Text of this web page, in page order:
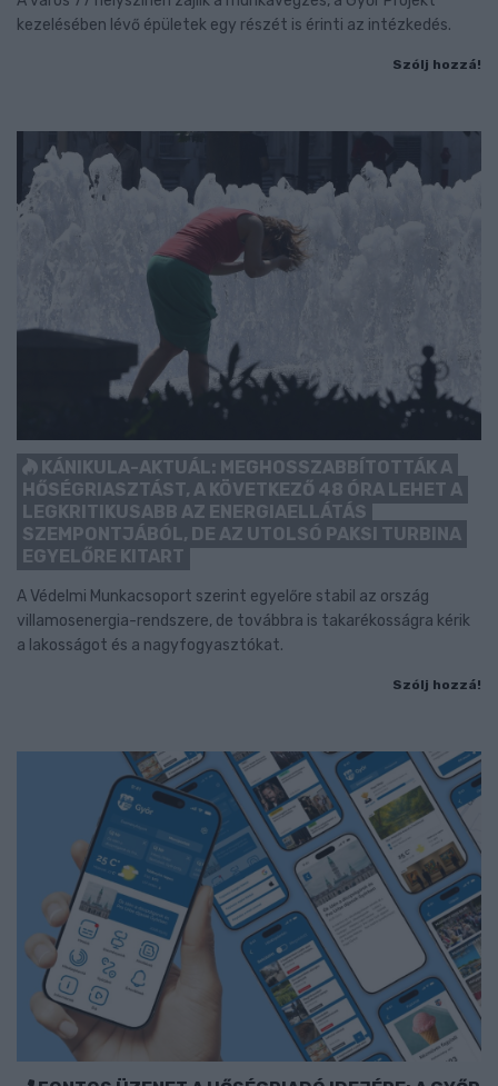
kezelésében lévő épületek egy részét is érinti az intézkedés.
Szólj hozzá!
KÁNIKULA-AKTUÁL: MEGHOSSZABBÍTOTTÁK A
HŐSÉGRIASZTÁST, A KÖVETKEZŐ 48 ÓRA LEHET A
LEGKRITIKUSABB AZ ENERGIAELLÁTÁS
SZEMPONTJÁBÓL, DE AZ UTOLSÓ PAKSI TURBINA
EGYELŐRE KITART
A Védelmi Munkacsoport szerint egyelőre stabil az ország
villamosenergia-rendszere, de továbbra is takarékosságra kérik
a lakosságot és a nagyfogyasztókat.
Szólj hozzá!